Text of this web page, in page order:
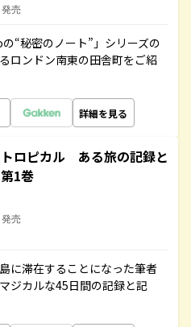
売
“秘密のノート”」シリーズの
ロンドン南東の田舎町をご紹
詳細を見る
ロピカル ある旅の記録と
1巻
売
に滞在することになった筆者
ジカルな45日間の記録と記